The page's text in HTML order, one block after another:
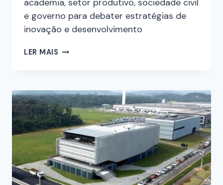
academia, setor produtivo, sociedade civil
e governo para debater estratégias de
inovação e desenvolvimento
LER MAIS